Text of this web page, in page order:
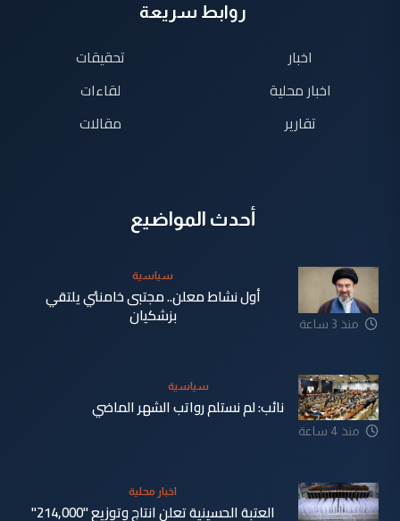
روابط سريعة
اخبار
اخبار محلية
تقارير
تحقيقات
لقاءات
مقالات
أحدث المواضيع
منذ 3 ساعة
سياسية
أول نشاط معلن.. مجتبى خامنئي يلتقي
بزشكيان
منذ 4 ساعة
سياسية
نائب: لم نستلم رواتب الشهر الماضي
اخبار محلية
العتبة الحسينية تعلن انتاج وتوزيع "214,000"